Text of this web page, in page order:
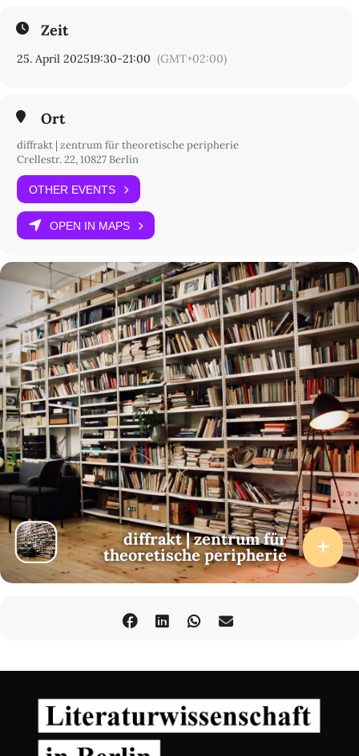
Zeit
25. April 202519:30-21:00 (GMT+02:00)
Ort
diffrakt | zentrum für theoretische peripherie
Crellestr. 22, 10827 Berlin
OTHER EVENTS
OPEN IN MAPS
diffrakt | zentrum für
theoretische peripherie